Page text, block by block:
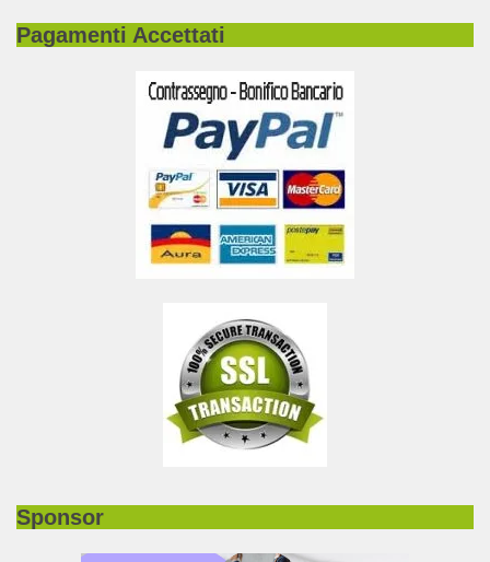
Pagamenti Accettati
Sponsor